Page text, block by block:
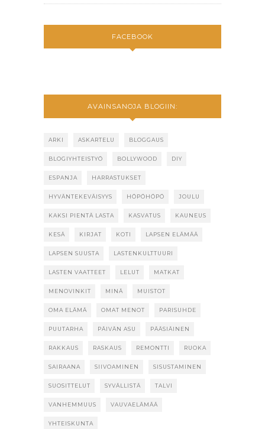
FACEBOOK
AVAINSANOJA BLOGIIN:
ARKI ASKARTELU BLOGGAUS
BLOGIYHTEISTYÖ BOLLYWOOD DIY
ESPANJA HARRASTUKSET
HYVÄNTEKEVÄISYYS HÖPÖHÖPÖ JOULU
KAKSI PIENTÄ LASTA KASVATUS KAUNEUS
KESÄ KIRJAT KOTI LAPSEN ELÄMÄÄ
LAPSEN SUUSTA LASTENKULTTUURI
LASTEN VAATTEET LELUT MATKAT
MENOVINKIT MINÄ MUISTOT
OMA ELÄMÄ OMAT MENOT PARISUHDE
PUUTARHA PÄIVÄN ASU PÄÄSIÄINEN
RAKKAUS RASKAUS REMONTTI RUOKA
SAIRAANA SIIVOAMINEN SISUSTAMINEN
SUOSITTELUT SYVÄLLISTÄ TALVI
VANHEMMUUS VAUVAELÄMÄÄ
YHTEISKUNTA